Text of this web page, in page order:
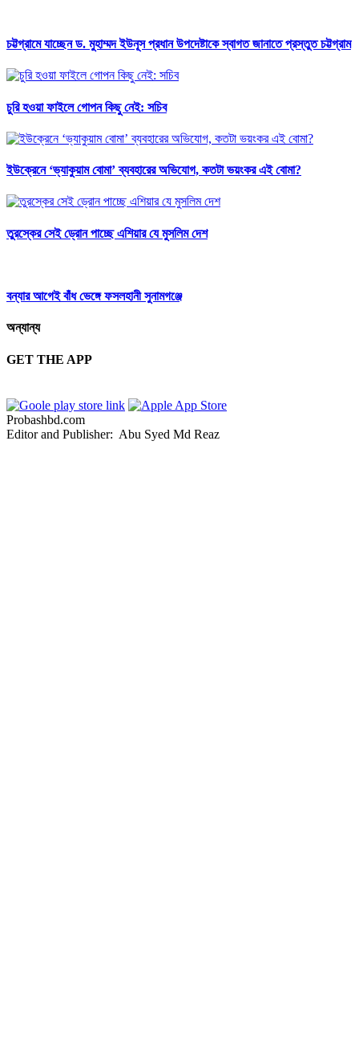
চট্টগ্রামে যাচ্ছেন ড. মুহাম্মদ ইউনূস প্রধান উপদেষ্টাকে স্বাগত জানাতে প্রস্তুত চট্টগ্রাম
চুরি হওয়া ফাইলে গোপন কিছু নেই: সচিব
ইউক্রেনে ‘ভ্যাকুয়াম বোমা’ ব্যবহারের অভিযোগ, কতটা ভয়ংকর এই বোমা?
তুরস্কের সেই ড্রোন পাচ্ছে এশিয়ার যে মুসলিম দেশ
বন্যার আগেই বাঁধ ভেঙ্গে ফসলহানী সুনামগঞ্জে
অন্যান্য
GET THE APP
Probashbd.com
Editor and Publisher: Abu Syed Md Reaz